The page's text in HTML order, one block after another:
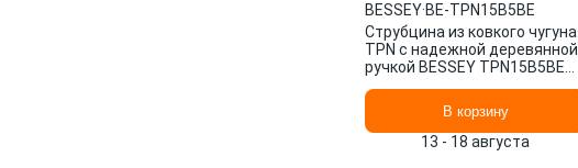
BESSEY·BE-TPN15B5BE
Струбцина из ковкого чугуна
TPN с надежной деревянной
ручкой BESSEY TPN15B5BE
В корзину
13 - 18 августа